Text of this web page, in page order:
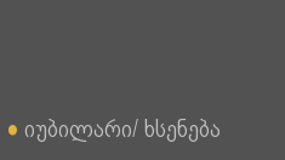
● იუბილარი/ ხსენება